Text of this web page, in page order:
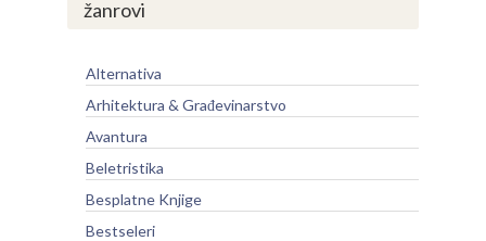
žanrovi
Alternativa
Arhitektura & Građevinarstvo
Avantura
Beletristika
Besplatne Knjige
Bestseleri